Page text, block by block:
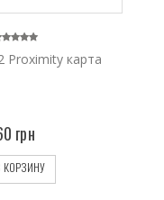
Proximity карта
грн
КОРЗИНУ